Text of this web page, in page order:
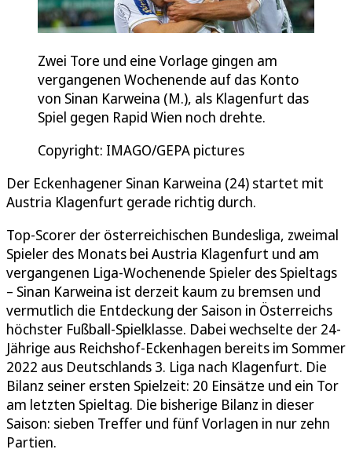
Zwei Tore und eine Vorlage gingen am
vergangenen Wochenende auf das Konto
von Sinan Karweina (M.), als Klagenfurt das
Spiel gegen Rapid Wien noch drehte.
Copyright: IMAGO/GEPA pictures
Der Eckenhagener Sinan Karweina (24) startet mit
Austria Klagenfurt gerade richtig durch.
Top-Scorer der österreichischen Bundesliga, zweimal
Spieler des Monats bei Austria Klagenfurt und am
vergangenen Liga-Wochenende Spieler des Spieltags
– Sinan Karweina ist derzeit kaum zu bremsen und
vermutlich die Entdeckung der Saison in Österreichs
höchster Fußball-Spielklasse. Dabei wechselte der 24-
Jährige aus Reichshof-Eckenhagen bereits im Sommer
2022 aus Deutschlands 3. Liga nach Klagenfurt. Die
Bilanz seiner ersten Spielzeit: 20 Einsätze und ein Tor
am letzten Spieltag. Die bisherige Bilanz in dieser
Saison: sieben Treffer und fünf Vorlagen in nur zehn
Partien.